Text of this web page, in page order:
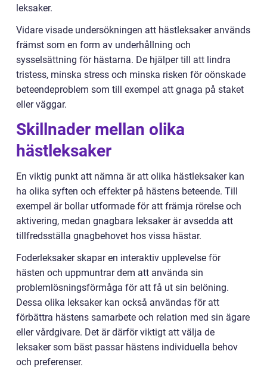
leksaker.
Vidare visade undersökningen att hästleksaker används
främst som en form av underhållning och
sysselsättning för hästarna. De hjälper till att lindra
tristess, minska stress och minska risken för oönskade
beteendeproblem som till exempel att gnaga på staket
eller väggar.
Skillnader mellan olika
hästleksaker
En viktig punkt att nämna är att olika hästleksaker kan
ha olika syften och effekter på hästens beteende. Till
exempel är bollar utformade för att främja rörelse och
aktivering, medan gnagbara leksaker är avsedda att
tillfredsställa gnagbehovet hos vissa hästar.
Foderleksaker skapar en interaktiv upplevelse för
hästen och uppmuntrar dem att använda sin
problemlösningsförmåga för att få ut sin belöning.
Dessa olika leksaker kan också användas för att
förbättra hästens samarbete och relation med sin ägare
eller vårdgivare. Det är därför viktigt att välja de
leksaker som bäst passar hästens individuella behov
och preferenser.